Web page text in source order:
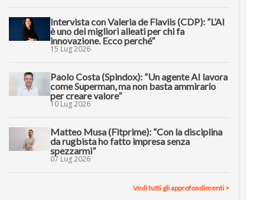
Intervista con Valeria de Flaviis (CDP): “L’AI
è uno dei migliori alleati per chi fa
innovazione. Ecco perché”
15 Lug 2026
Paolo Costa (Spindox): “Un agente AI lavora
come Superman, ma non basta ammirarlo
per creare valore”
10 Lug 2026
Matteo Musa (Fitprime): “Con la disciplina
da rugbista ho fatto impresa senza
spezzarmi”
07 Lug 2026
Vedi tutti gli approfondimenti >